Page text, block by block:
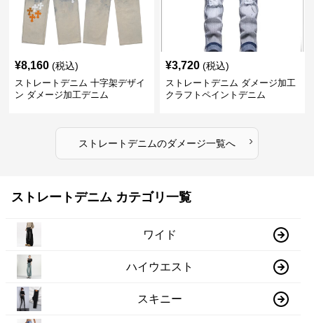
¥8,160 (税込)
ストレートデニム 十字架デザイ
ン ダメージ加工デニム
¥3,720 (税込)
ストレートデニム ダメージ加工
クラフトペイントデニム
ストレートデニムのダメージ一覧へ ›
ストレートデニム カテゴリ一覧
ワイド
ハイウエスト
スキニー